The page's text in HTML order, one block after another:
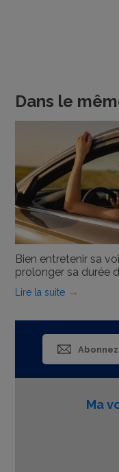
Dans le
Bien entretenir sa
prolonger sa durée
Lire la suite
Ma